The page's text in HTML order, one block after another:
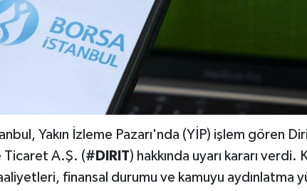
Yakın İzleme Pazarı'nda (YİP) işlem gören
Ticaret A.Ş. (#DIRIT) hakkında uyarı kararı verdi.
finansal durumu ve kamuyu aydınlatma